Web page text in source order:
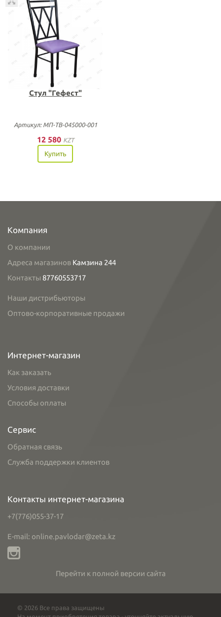
Стул "Гефест"
Артикул: МП-ТВ-045000-001
12 580 KZT
Купить
Компания
О компании
Адреса магазинов Камзина 244
Контакты 87760553717
Наши дистрибьюторы
Оптово-корпоративные продажи
Интернет-магазин
Как заказать
Условия доставки
Способы оплаты
Сервис
Обратная связь
Служба поддержки клиентов
Контакты интернет-магазина
+7(776)055-37-17
E-mail: online.pavlodar@zeta.kz
Перейти к полной версии сайта
© 2026 Все права защищены